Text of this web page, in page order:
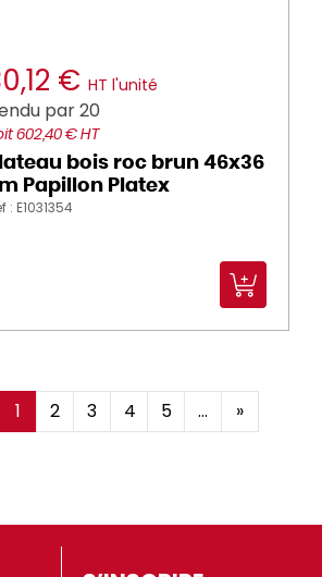
€ HT l'unité
par 20
602,40 € HT
bois roc brun 46x36
Papillon Platex
: E1031354
1 2 3 4 5 ... »